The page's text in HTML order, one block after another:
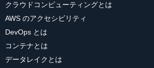
クラウドコンピューティングとは
AWS のアクセシビリティ
DevOps とは
コンテナとは
データレイクとは